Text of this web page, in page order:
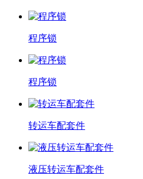
程序锁
程序锁
转运车配套件
液压转运车配套件